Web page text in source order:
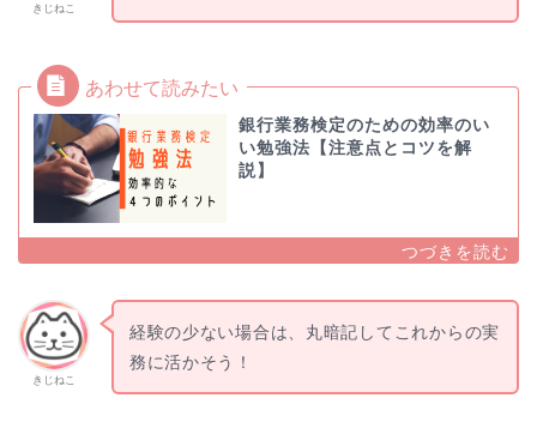
きじねこ
銀行業務検定のための効率のい
い勉強法【注意点とコツを解
説】
きじねこ
経験の少ない場合は、丸暗記してこれからの実
務に活かそう！